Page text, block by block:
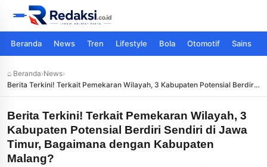
Beranda News Tren Lifestyle Bola Otomotif Sains
⌂ Beranda›News›
Berita Terkini! Terkait Pemekaran Wilayah, 3 Kabupaten Potensial Berdiri
Sendiri di Jawa Timur, Bagaimana dengan Kabupaten Malang?
Berita Terkini! Terkait Pemekaran Wilayah, 3
Kabupaten Potensial Berdiri Sendiri di Jawa
Timur, Bagaimana dengan Kabupaten
Malang?